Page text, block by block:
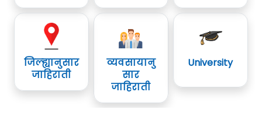
जिल्ह्यानुसार
जाहिराती
व्यवसायानु
सार
जाहिराती
University